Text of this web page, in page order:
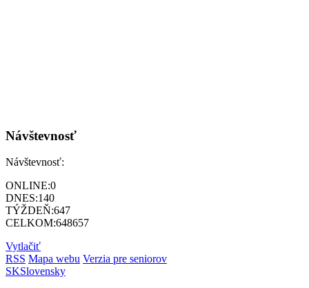
Návštevnosť
Návštevnosť:
ONLINE:0
DNES:140
TÝŽDEŇ:647
CELKOM:648657
Vytlačiť
RSS Mapa webu Verzia pre seniorov
SKSlovensky